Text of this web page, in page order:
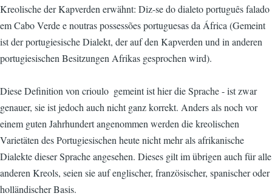
Kreolische der Kapverden erwähnt: Diz-se do dialeto português falado
em Cabo Verde e noutras possessões portuguesas da África (Gemeint
ist der portugiesische Dialekt, der auf den Kapverden und in anderen
portugiesischen Besitzungen Afrikas gesprochen wird).
Diese Definition von crioulo  gemeint ist hier die Sprache - ist zwar
genauer, sie ist jedoch auch nicht ganz korrekt. Anders als noch vor
einem guten Jahrhundert angenommen werden die kreolischen
Varietäten des Portugiesischen heute nicht mehr als afrikanische
Dialekte dieser Sprache angesehen. Dieses gilt im übrigen auch für alle
anderen Kreols, seien sie auf englischer, französischer, spanischer oder
holländischer Basis.